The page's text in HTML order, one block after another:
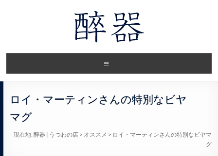
ロイ・マーティンさんの特別なビヤ
マグ
現在地: 醉器 | うつわの店> オススメ > ロイ・マーティンさんの特別なビヤマ
グ